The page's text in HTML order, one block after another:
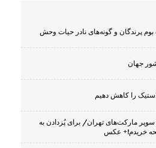
پرندگان و گونه‌های نادر حیات وحش
جهان
را کاهش دهیم
مارکت‌های تهران/ برای پُزدادن به
خریدم!+ عکس